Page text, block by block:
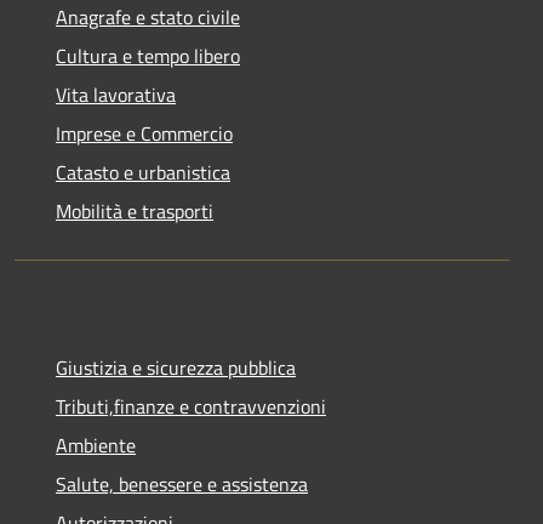
Anagrafe e stato civile
Cultura e tempo libero
Vita lavorativa
Imprese e Commercio
Catasto e urbanistica
Mobilità e trasporti
Giustizia e sicurezza pubblica
Tributi,finanze e contravvenzioni
Ambiente
Salute, benessere e assistenza